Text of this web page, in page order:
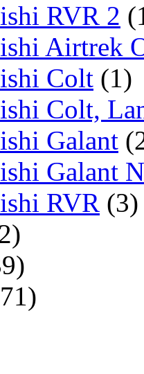
RVR 2
Airtrek
Colt (1)
Colt,
Galant
Galant
RVR (3)